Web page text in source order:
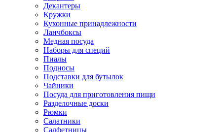
Декантеры
Кружки
Кухонные принадлежности
Ланчбоксы
Медная посуда
Наборы для специй
Пиалы
Подносы
Подставки для бутылок
Чайники
Посуда для приготовления пищи
Разделочные доски
Рюмки
Салатники
Салфетницы